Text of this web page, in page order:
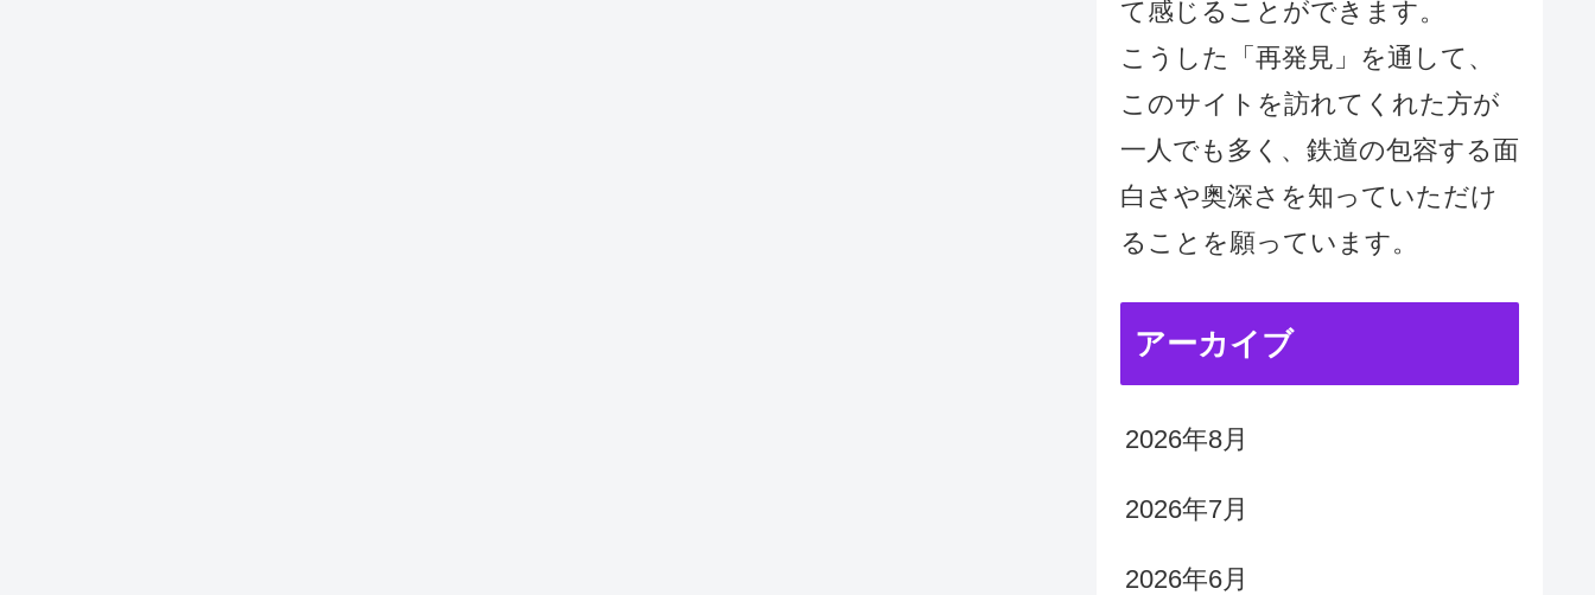
て感じることができます。
こうした「再発見」を通して、
このサイトを訪れてくれた方が
一人でも多く、鉄道の包容する面
白さや奥深さを知っていただけ
ることを願っています。
アーカイブ
2026年8月
2026年7月
2026年6月